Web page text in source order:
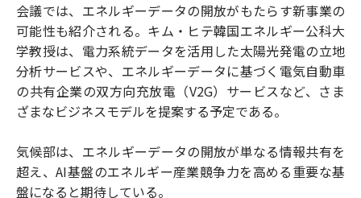
会議では、エネルギーデータの開放がもたらす新事業の
可能性も紹介される。キム・ヒテ韓国エネルギー公科大
学教授は、電力系統データを活用した太陽光発電の立地
分析サービスや、エネルギーデータに基づく電気自動車
の共有企業の双方向充放電（V2G）サービスなど、さま
ざまなビジネスモデルを提案する予定である。
気候部は、エネルギーデータの開放が単なる情報共有を
超え、AI基盤のエネルギー産業競争力を高める重要な基
盤になると期待している。